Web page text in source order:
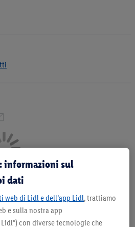
informazioni sul
dati
web di Lidl e dell’app Lidl, trattiamo
e sulla nostra app
con diverse tecnologie che